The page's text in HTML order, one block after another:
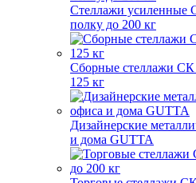
Стеллажи усиленные
полку до 200 кг
Сборные стеллажи СК
125 кг
Дизайнерские
и дома GUTTA